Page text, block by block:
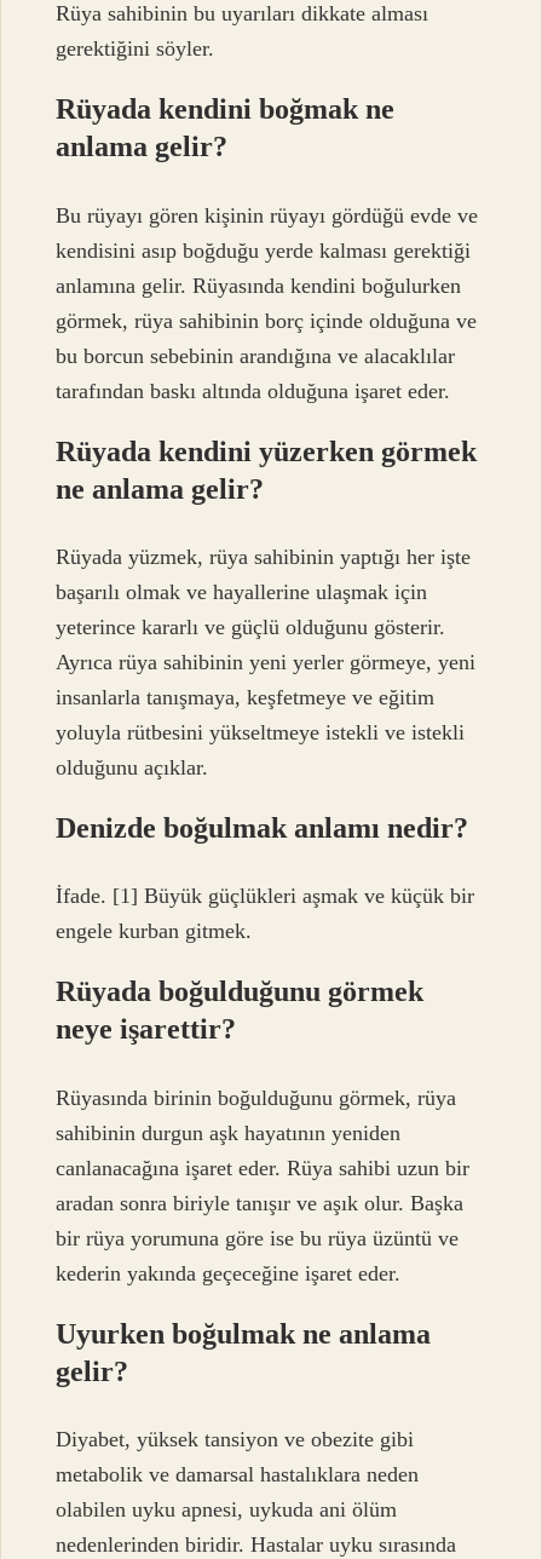
Rüya sahibinin bu uyarıları dikkate alması
gerektiğini söyler.
Rüyada kendini boğmak ne
anlama gelir?
Bu rüyayı gören kişinin rüyayı gördüğü evde ve
kendisini asıp boğduğu yerde kalması gerektiği
anlamına gelir. Rüyasında kendini boğulurken
görmek, rüya sahibinin borç içinde olduğuna ve
bu borcun sebebinin arandığına ve alacaklılar
tarafından baskı altında olduğuna işaret eder.
Rüyada kendini yüzerken görmek
ne anlama gelir?
Rüyada yüzmek, rüya sahibinin yaptığı her işte
başarılı olmak ve hayallerine ulaşmak için
yeterince kararlı ve güçlü olduğunu gösterir.
Ayrıca rüya sahibinin yeni yerler görmeye, yeni
insanlarla tanışmaya, keşfetmeye ve eğitim
yoluyla rütbesini yükseltmeye istekli ve istekli
olduğunu açıklar.
Denizde boğulmak anlamı nedir?
İfade. [1] Büyük güçlükleri aşmak ve küçük bir
engele kurban gitmek.
Rüyada boğulduğunu görmek
neye işarettir?
Rüyasında birinin boğulduğunu görmek, rüya
sahibinin durgun aşk hayatının yeniden
canlanacağına işaret eder. Rüya sahibi uzun bir
aradan sonra biriyle tanışır ve aşık olur. Başka
bir rüya yorumuna göre ise bu rüya üzüntü ve
kederin yakında geçeceğine işaret eder.
Uyurken boğulmak ne anlama
gelir?
Diyabet, yüksek tansiyon ve obezite gibi
metabolik ve damarsal hastalıklara neden
olabilen uyku apnesi, uykuda ani ölüm
nedenlerinden biridir. Hastalar uyku sırasında